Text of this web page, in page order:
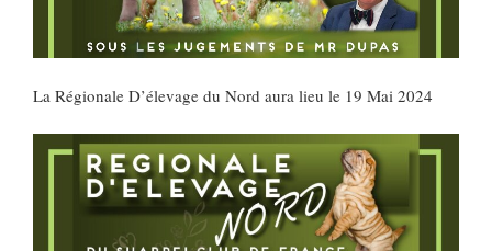
La Régionale D’élevage du Nord aura lieu le 19 Mai 2024